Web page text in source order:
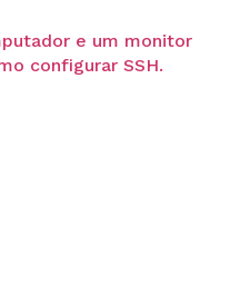
uma das
empresas que